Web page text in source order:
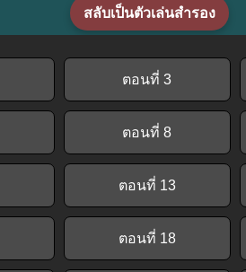
สลับเป็นตัวเล่นสำรอง
ตอนที่ 3
ตอนที่ 8
ตอนที่ 13
ตอนที่ 18